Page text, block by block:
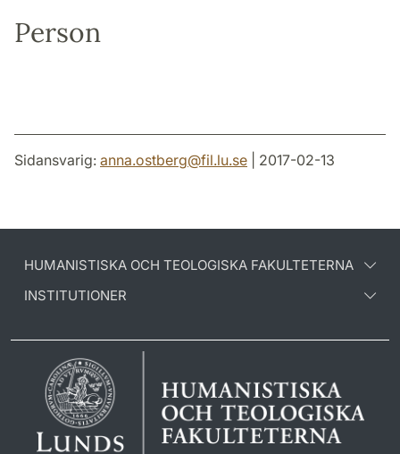
Person
Sidansvarig: anna.ostberg@fil.lu.se | 2017-02-13
HUMANISTISKA OCH TEOLOGISKA FAKULTETERNA
INSTITUTIONER